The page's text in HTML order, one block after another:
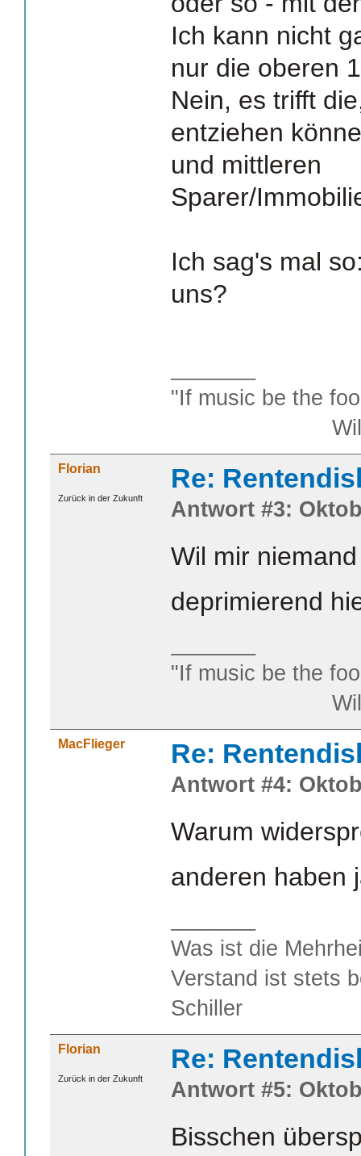
Ich kann nicht
nur die oberen
Nein, es trifft
entziehen
und mittleren
Sparer/
Ich sag's mal
uns?
"If music be the
William
Florian
Zurück in der Zukunft
Re:
Antwort #3:
Wil mir
deprimierend
"If music be the
William
MacFlieger Re:
Antwort #4:
Warum
anderen haben
Was ist die
Verstand ist stets
Schiller
Florian
Zurück in der Zukunft
Re:
Antwort #5:
Bisschen